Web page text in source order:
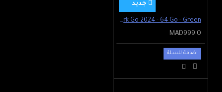
جديد
Tecno Spark Go 2024 - 64 Go - Green
MAD999.0
اضافة للسلة